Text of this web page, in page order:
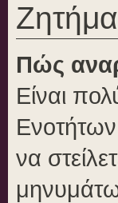
Πώς
Είναι
να